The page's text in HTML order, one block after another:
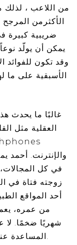
من اللاعب ، لذلك
الأكثرمن
ضريبية كبيرة
يمكن أن يولّد
وقد تكون للفوائد
الأسبقية على ما
غالبًا ما يحدث
العقلية مثل
والإنترنت. أحمد
في كل
زوجته فتاة في
أحد المواقع
من عمره،
شهريًا ضخمًا.
المساعدة عندما تشعر أن الأمور تخرج عن السيطرة.